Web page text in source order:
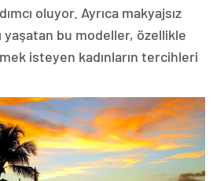
oluyor. Ayrıca makyajsız
yaşatan bu modeller, özellikle
isteyen kadınların tercihleri